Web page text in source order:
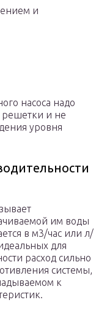
и
насоса надо
решетки и не
уровня
им воды
в м3/час или л/
для
расход сильно
системы,
к